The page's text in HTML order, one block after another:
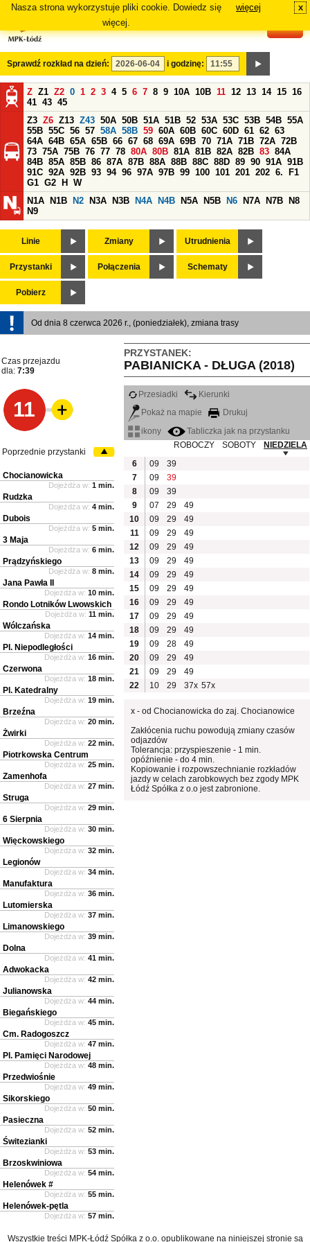
Nasza strona wykorzystuje pliki cookie. Dowiedz się
więcej.
więcej x
Sprawdź rozkład na dzień: i godzinę:
Z Z1 Z2 0 1 2 3 4 5 6 7 8 9 10A 10B 11 12 13 14 15 16
41 43 45
Z3 Z6 Z13 Z43 50A 50B 51A 51B 52 53A 53C 53B 54B 55A
55B 55C 56 57 58A 58B 59 60A 60B 60C 60D 61 62 63
64A 64B 65A 65B 66 67 68 69A 69B 70 71A 71B 72A 72B
73 75A 75B 76 77 78 80A 80B 81A 81B 82A 82B 83 84A
84B 85A 85B 86 87A 87B 88A 88B 88C 88D 89 90 91A 91B
91C 92A 92B 93 94 96 97A 97B 99 100 101 201 202 6.
F1
G1 G2 H
W
N1A
N1B N2 N3A N3B N4A N4B N5A N5B N6 N7A N7B
N8
N9
Linie Zmiany Utrudnienia
Przystanki Połączenia Schematy
Pobierz
Od dnia 8 czerwca 2026 r., (poniedziałek), zmiana trasy
PRZYSTANEK:
PABIANICKA - DŁUGA (2018)
Czas przejazdu
dla: 7:39
11
Przesiadki
Kierunki
Pokaż na mapie
Drukuj
ikony
Tabliczka jak na przystanku
ROBOCZY
SOBOTY
NIEDZIELA
6
09
39
7
09
39
8
09
39
9
07 29
49
10
09 29
49
11
09 29
49
12
09 29
49
13
09 29
49
14
09 29
49
15
09 29
49
16
09 29
49
17
09 29
49
18
09 29
49
19
09 28
49
20
09 29
49
21
09 29
49
22
10 29 37x 57x
x - od Chocianowicka do zaj. Chocianowice
Zakłócenia ruchu powodują zmiany czasów
odjazdów
Tolerancja: przyspieszenie - 1 min.
opóźnienie - do 4 min.
Kopiowanie i rozpowszechnianie rozkładów
jazdy w celach zarobkowych bez zgody MPK
Łódź Spółka z o.o jest zabronione.
Poprzednie przystanki
Chocianowicka
Dojeżdża w: 1 min.
Rudzka
Dojeżdża w: 4 min.
Dubois
Dojeżdża w: 5 min.
3 Maja
Dojeżdża w: 6 min.
Prądzyńskiego
Dojeżdża w: 8 min.
Jana Pawła II
Dojeżdża w: 10 min.
Rondo Lotników Lwowskich
Dojeżdża w: 11 min.
Wólczańska
Dojeżdża w: 14 min.
Pl. Niepodległości
Dojeżdża w: 16 min.
Czerwona
Dojeżdża w: 18 min.
Pl. Katedralny
Dojeżdża w: 19 min.
Brzeźna
Dojeżdża w: 20 min.
Żwirki
Dojeżdża w: 22 min.
Piotrkowska Centrum
Dojeżdża w: 25 min.
Zamenhofa
Dojeżdża w: 27 min.
Struga
Dojeżdża w: 29 min.
6 Sierpnia
Dojeżdża w: 30 min.
Więckowskiego
Dojeżdża w: 32 min.
Legionów
Dojeżdża w: 34 min.
Manufaktura
Dojeżdża w: 36 min.
Lutomierska
Dojeżdża w: 37 min.
Limanowskiego
Dojeżdża w: 39 min.
Dolna
Dojeżdża w: 41 min.
Adwokacka
Dojeżdża w: 42 min.
Julianowska
Dojeżdża w: 44 min.
Biegańskiego
Dojeżdża w: 45 min.
Cm. Radogoszcz
Dojeżdża w: 47 min.
Pl. Pamięci Narodowej
Dojeżdża w: 48 min.
Przedwiośnie
Dojeżdża w: 49 min.
Sikorskiego
Dojeżdża w: 50 min.
Pasieczna
Dojeżdża w: 52 min.
Świtezianki
Dojeżdża w: 53 min.
Brzoskwiniowa
Dojeżdża w: 54 min.
Helenówek #
Dojeżdża w: 55 min.
Helenówek-pętla
Dojeżdża w: 57 min.
Wszystkie treści MPK-Łódź Spółka z o.o. opublikowane na niniejszej stronie są